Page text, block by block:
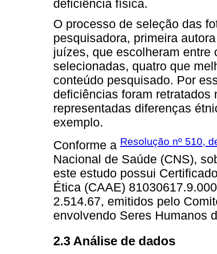
deficiência física.
O processo de seleção das
pesquisadora, primeira
juízes, que escolheram entre
selecionadas, quatro que
conteúdo pesquisado. Por
deficiências foram
representadas diferenças
exemplo.
Conforme a Resolução nº 510,
Nacional de Saúde (CNS),
este estudo possui
Ética (CAAE)
2.514.67, emitidos pelo
envolvendo Seres Humanos
2.3 Análise de dados